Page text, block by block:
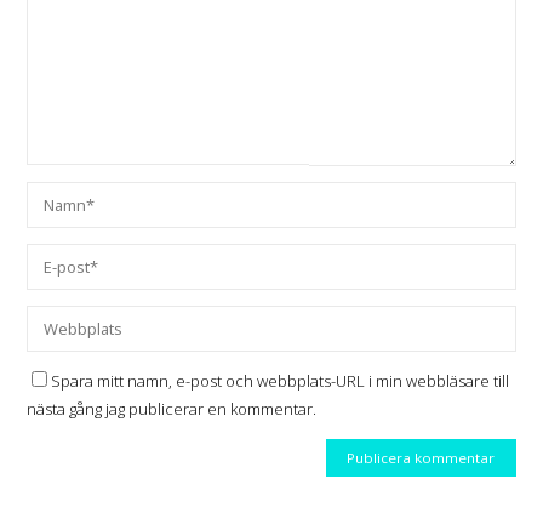
Spara mitt namn, e-post och webbplats-URL i min webbläsare till
nästa gång jag publicerar en kommentar.